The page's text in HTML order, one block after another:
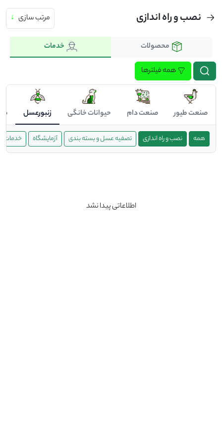
نصب و راه اندازی مرتب سازی ↓
محصولات خدمات
همه فیلترها
صنعت طیور صنعت دام حیوانات خانگی زنبورعسل
همه نصب و راه اندازی تصفیه عسل و بسته بندی آزمایشگاه خدمات
اطلاعاتی پیدا نشد